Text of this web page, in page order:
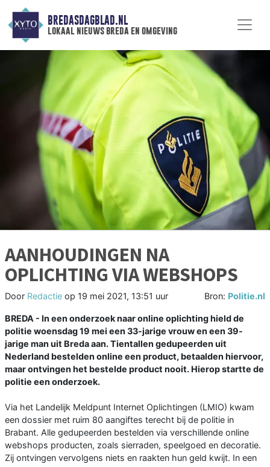
BREDASDAGBLAD.NL
lokaal nieuws breda en omgeving
AANHOUDINGEN NA
OPLICHTING VIA WEBSHOPS
Door Redactie op 19 mei 2021, 13:51 uur Bron: Politie.nl
BREDA - In een onderzoek naar online oplichting hield de
politie woensdag 19 mei een 33-jarige vrouw en een 39-
jarige man uit Breda aan. Tientallen gedupeerden uit
Nederland bestelden online een product, betaalden hiervoor,
maar ontvingen het bestelde product nooit. Hierop startte de
politie een onderzoek.
Via het Landelijk Meldpunt Internet Oplichtingen (LMIO) kwam
een dossier met ruim 80 aangiftes terecht bij de politie in
Brabant. Alle gedupeerden bestelden via verschillende online
webshops producten, zoals sierraden, speelgoed en decoratie.
Zij ontvingen vervolgens niets en raakten hun geld kwijt. In een